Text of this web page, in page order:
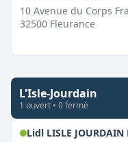
10 Avenue du Corps
32500 Fleurance
L'Isle-Jourdain
1 ouvert • 0fermé
Lidl LISLE